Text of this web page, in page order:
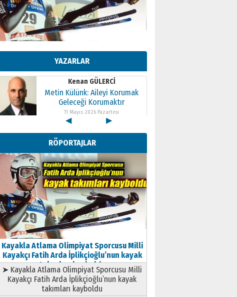
YAZARLAR
Kenan GÜLERCİ
Metin Külünk: Aileyi Korumak
Geleceği Korumaktır
11 Mayıs 2026 Pazartesi
Kenan GÜLERCİ
Metin Külünk: Aileyi Korumak
Geleceği Korumaktır
11 Mayıs 2026 Pazartesi
Kenan GÜLERCİ
Metin Külünk: Aileyi Korumak
Geleceği Korumaktır
11 Mayıs 2026 Pazartesi
◀ ▶
RÖPORTAJLAR
Kayakla Atlama Olimpiyat Sporcusu Milli
Kayakçı Fatih Arda İplikçioğlu’nun kayak
takımları kayboldu
➤ Kayakla Atlama Olimpiyat Sporcusu Milli
Kayakçı Fatih Arda İplikçioğlu’nun kayak
takımları kayboldu